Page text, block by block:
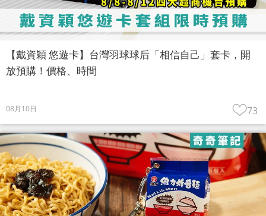
【戴資穎 悠遊卡】台灣羽球球后「相信自己」套卡，開
放預購！價格、時間
08月10日 73